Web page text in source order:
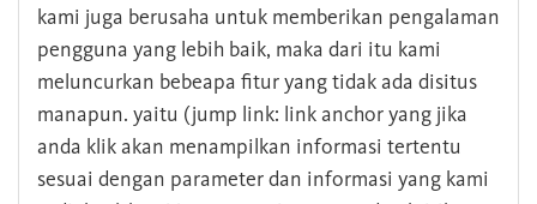
kami juga berusaha untuk memberikan pengalaman
pengguna yang lebih baik, maka dari itu kami
meluncurkan bebeapa fitur yang tidak ada disitus
manapun. yaitu (jump link: link anchor yang jika
anda klik akan menampilkan informasi tertentu
sesuai dengan parameter dan informasi yang kami